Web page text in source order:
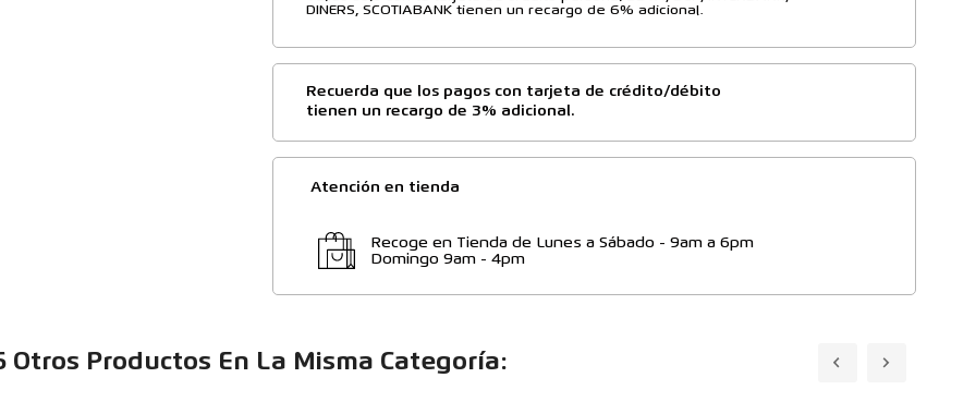
DINERS, SCOTIABANK tienen un recargo de 6% adicional.
Recuerda que los pagos con tarjeta de crédito/débito
tienen un recargo de 3% adicional.
Atención en tienda
Recoge en Tienda de Lunes a Sábado - 9am a 6pm
Domingo 9am - 4pm
Otros Productos En La Misma Categoría: